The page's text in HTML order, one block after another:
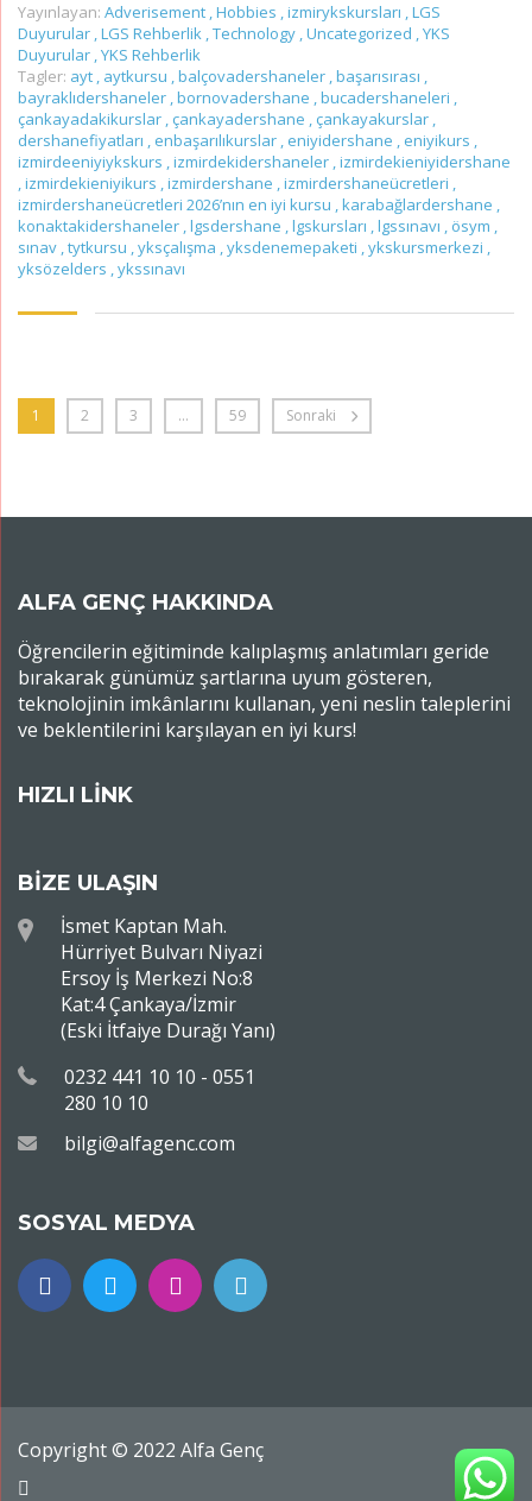
Yayınlayan: Adverisement ,Hobbies ,izmirykskursları ,LGS
Duyurular ,LGS Rehberlik ,Technology ,Uncategorized ,YKS
Duyurular ,YKS Rehberlik
Tagler: ayt , aytkursu ,balçovadershaneler ,başarısırası ,
bayraklıdershaneler ,bornovadershane ,bucadershaneleri ,
çankayadakikurslar , çankayadershane , çankayakurslar ,
dershanefiyatları , enbaşarılıkurslar , eniyidershane , eniyikurs ,
izmirdeeniyiykskurs ,izmirdekidershaneler ,izmirdekieniyidershane
,izmirdekieniyikurs ,izmirdershane ,izmirdershaneücretleri ,
izmirdershaneücretleri 2026’nın en iyi kursu ,karabağlardershane ,
konaktakidershaneler ,lgsdershane ,lgskursları ,lgssınavı , ösym ,
sınav ,tytkursu ,yksçalışma ,yksdenemepaketi ,ykskursmerkezi ,
yksözelders ,ykssınavı
1 2 3 … 59 Sonraki
ALFA GENÇ HAKKINDA
Öğrencilerin eğitiminde kalıplaşmış anlatımları geride
bırakarak günümüz şartlarına uyum gösteren,
teknolojinin imkânlarını kullanan, yeni neslin taleplerini
ve beklentilerini karşılayan en iyi kurs!
HIZLI LİNK
BİZE ULAŞIN
İsmet Kaptan Mah.
Hürriyet Bulvarı Niyazi
Ersoy İş Merkezi No:8
Kat:4 Çankaya/İzmir
(Eski İtfaiye Durağı Yanı)
0232 441 10 10 - 0551
280 10 10
bilgi@alfagenc.com
SOSYAL MEDYA
Copyright © 2022 Alfa Genç